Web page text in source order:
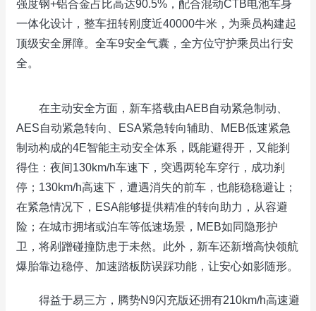
强度钢+铝合金占比高达90.5%，配合混动CTB电池车身
一体化设计，整车扭转刚度近40000牛米，为乘员构建起
顶级安全屏障。全车9安全气囊，全方位守护乘员出行安
全。
在主动安全方面，新车搭载由AEB自动紧急制动、
AES自动紧急转向、ESA紧急转向辅助、MEB低速紧急
制动构成的4E智能主动安全体系，既能避得开，又能刹
得住：夜间130km/h车速下，突遇两轮车穿行，成功刹
停；130km/h高速下，遭遇消失的前车，也能稳稳避让；
在紧急情况下，ESA能够提供精准的转向助力，从容避
险；在城市拥堵或泊车等低速场景，MEB如同隐形护
卫，将剐蹭碰撞防患于未然。此外，新车还新增高快领航
爆胎靠边稳停、加速踏板防误踩功能，让安心如影随形。
得益于易三方，腾势N9闪充版还拥有210km/h高速避